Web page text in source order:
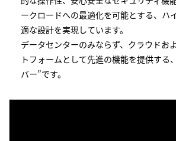
ークロードへの最適化を可能とする、ハ
適な設計を実現しています。
データセンターのみならず、クラウドお
トフォームとして先進の機能を提供する
バー”です。